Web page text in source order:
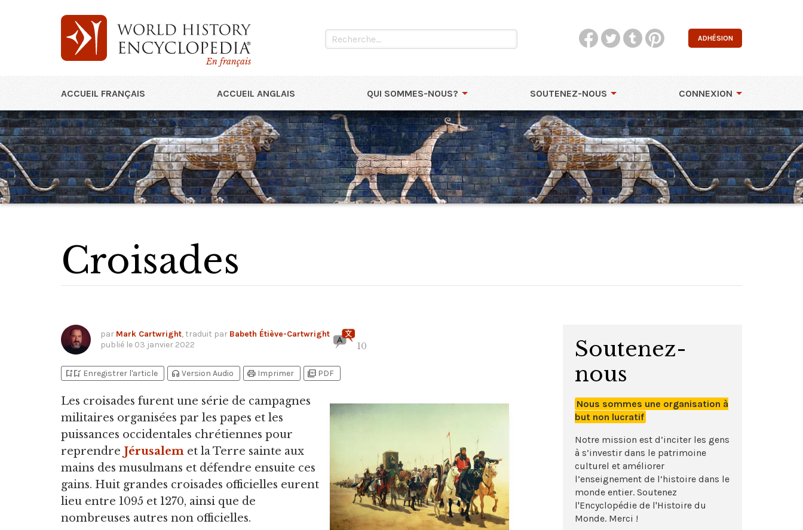
En français
ADHÉSION
ACCUEIL FRANÇAIS ACCUEIL ANGLAIS QUI SOMMES-NOUS? SOUTENEZ-NOUS CONNEXION
Croisades
par Mark Cartwright, traduit par Babeth Étiève-Cartwright
publié le 03 janvier 2022 10
bookmark_addbookmark_added Enregistrer l'article headphones Version Audio print Imprimer picture_as_pdf PDF
Les croisades furent une série de campagnes
militaires organisées par les papes et les
puissances occidentales chrétiennes pour
reprendre Jérusalem et la Terre sainte aux
mains des musulmans et défendre ensuite ces
gains. Huit grandes croisades officielles eurent
lieu entre 1095 et 1270, ainsi que de
nombreuses autres non officielles.
Soutenez-
nous
Nous sommes une organisation à
but non lucratif
Notre mission est d’inciter les gens
à s’investir dans le patrimoine
culturel et améliorer
l’enseignement de l’histoire dans le
monde entier. Soutenez
l'Encyclopédie de l'Histoire du
Monde. Merci !